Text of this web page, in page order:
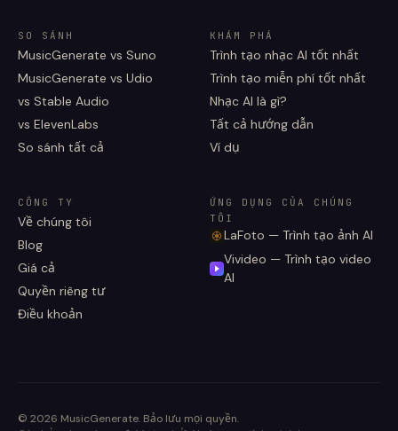
SO SÁNH
MusicGenerate vs Suno
MusicGenerate vs Udio
vs Stable Audio
vs ElevenLabs
So sánh tất cả
KHÁM PHÁ
Trình tạo nhạc AI tốt nhất
Trình tạo miễn phí tốt nhất
Nhạc AI là gì?
Tất cả hướng dẫn
Ví dụ
CÔNG TY
Về chúng tôi
Blog
Giá cả
Quyền riêng tư
Điều khoản
ỨNG DỤNG CỦA CHÚNG
TÔI
LaFoto — Trình tạo ảnh AI
Vivideo — Trình tạo video
AI
© 2026 MusicGenerate. Bảo lưu mọi quyền.